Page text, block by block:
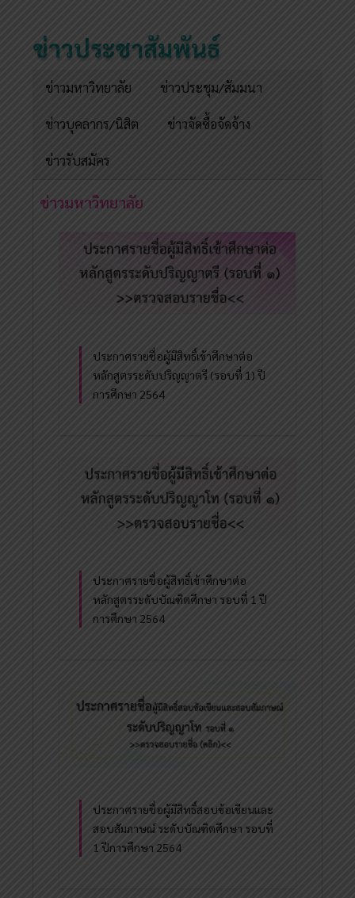
ข่าวประชาสัมพันธ์
ข่าวมหาวิทยาลัย ข่าวประชุม/สัมมนา
ข่าวบุคลากร/นิสิต ข่าวจัดซื้อจัดจ้าง
ข่าวรับสมัคร
ข่าวมหาวิทยาลัย
ประกาศรายชื่อผู้มีสิทธิ์เข้าศึกษาต่อ
หลักสูตรระดับปริญญาตรี (รอบที่ 1) ปี
การศึกษา 2564
ประกาศรายชื่อผู้สิทธิ์เข้าศึกษาต่อ
หลักสูตรระดับบัณฑิตศึกษา รอบที่ 1 ปี
การศึกษา 2564
ประกาศรายชื่อผู้มีสิทธิ์สอบข้อเขียนและ
สอบสัมภาษณ์ ระดับบัณฑิตศึกษา รอบที่
1 ปีการศึกษา 2564